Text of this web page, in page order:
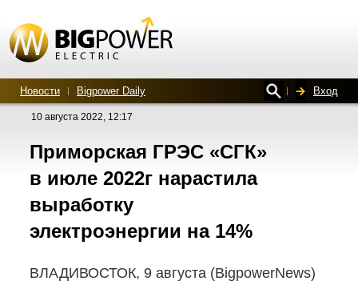
Новости Bigpower Daily Вход
10 августа 2022, 12:17
Приморская ГРЭС «СГК»
в июле 2022г нарастила
выработку
электроэнергии на 14%
ВЛАДИВОСТОК, 9 августа (BigpowerNews)